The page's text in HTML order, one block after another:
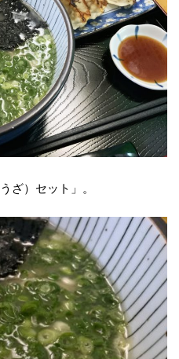
ざ）セット」。